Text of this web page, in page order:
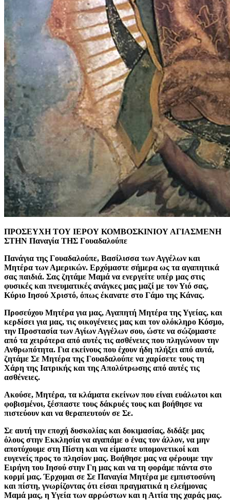
ΠΡΟΣΕΥΧΗ ΤΟΥ ΙΕΡΟΥ ΚΟΜΒΟΣΚΙΝΙΟΥ ΑΓΙΑΣΜΕΝΗ
ΣΤΗΝ Παναγία ΤΗΣ Γουαδαλούπε
Πανάγια της Γουαδαλούπε, Βασίλισσα των Αγγέλων και
Μητέρα των Αμερικών. Ερχόμαστε σήμερα ως τα αγαπητικά
σας παιδιά. Σας ζητάμε Μαμά να ενεργείτε υπέρ μας στις
φυσικές και πνευματικές ανάγκες μας μαζί με τον Υιό σας,
Κύριο Ιησού Χριστό, όπως έκανατε στο Γάμο της Κάνας.
Προσεύχου Μητέρα για μας, Αγαπητή Μητέρα της Υγείας, και
κερδίσει για μας, τις οικογένειες μας και τον ολόκληρο Κόσμο,
την Προστασία των Αγίων Αγγέλων σου, ώστε να σώζομαστε
από τα χειρότερα από αυτές τις ασθένειες που πληγώνουν την
Ανθρωπότητα. Για εκείνους που έχουν ήδη πλήξει από αυτά,
ζητάμε Σε Μητέρα της Γουαδαλούπε να χαρίσετε τους τη
Χάρη της Ιατρικής και της Απολύτρωσης από αυτές τις
ασθένειες.
Ακούσε, Μητέρα, τα κλάματα εκείνων που είναι ευάλωτοι και
φοβισμένοι, ξέσπαστε τους δάκρυές τους και βοήθησε να
πιστεύουν και να θεραπευτούν σε Σε.
Σε αυτή την εποχή δυσκολίας και δοκιμασίας, διδάξε μας
όλους στην Εκκλησία να αγαπάμε ο ένας τον άλλον, να μην
αποτύχουμε στη Πίστη και να είμαστε υπομονετικοί και
ευγενείς προς το πλησίον μας. Βοήθησε μας να φέρουμε την
Ειρήνη του Ιησού στην Γη μας και να τη φοράμε πάντα στο
κορμί μας. Έρχομαι σε Σε Παναγία Μητέρα με εμπιστοσύνη
και πίστη, γνωρίζοντας ότι είσαι πραγματικά η ελεήμονας
Μαμά μας, η Υγεία των αρρώστων και η Αιτία της χαράς μας.